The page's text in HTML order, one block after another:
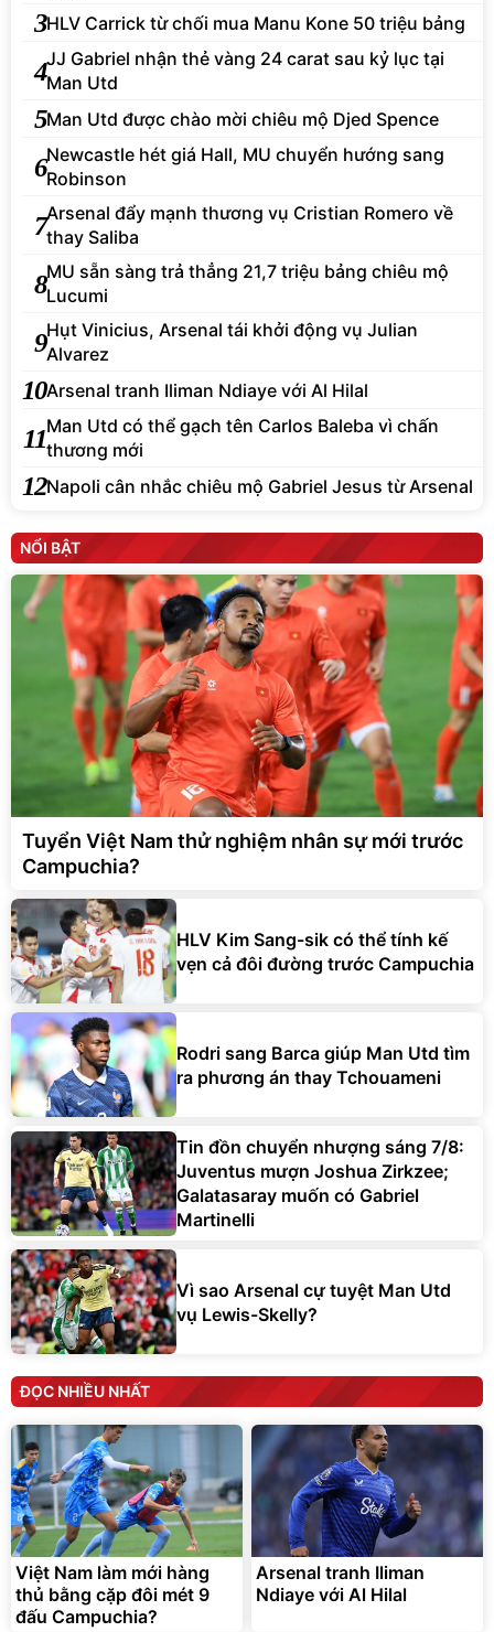
3HLV Carrick từ chối mua Manu Kone 50 triệu bảng
4JJ Gabriel nhận thẻ vàng 24 carat sau kỷ lục tại
Man Utd
5Man Utd được chào mời chiêu mộ Djed Spence
6Newcastle hét giá Hall, MU chuyển hướng sang
Robinson
7Arsenal đẩy mạnh thương vụ Cristian Romero về
thay Saliba
8MU sẵn sàng trả thẳng 21,7 triệu bảng chiêu mộ
Lucumi
9Hụt Vinicius, Arsenal tái khởi động vụ Julian
Alvarez
10Arsenal tranh Iliman Ndiaye với Al Hilal
11Man Utd có thể gạch tên Carlos Baleba vì chấn
thương mới
12Napoli cân nhắc chiêu mộ Gabriel Jesus từ Arsenal
NỔI BẬT
Tuyển Việt Nam thử nghiệm nhân sự mới trước
Campuchia?
HLV Kim Sang-sik có thể tính kế
vẹn cả đôi đường trước Campuchia
Rodri sang Barca giúp Man Utd tìm
ra phương án thay Tchouameni
Tin đồn chuyển nhượng sáng 7/8:
Juventus mượn Joshua Zirkzee;
Galatasaray muốn có Gabriel
Martinelli
Vì sao Arsenal cự tuyệt Man Utd
vụ Lewis-Skelly?
ĐỌC NHIỀU NHẤT
Việt Nam làm mới hàng
thủ bằng cặp đôi mét 9
đấu Campuchia?
Arsenal tranh Iliman
Ndiaye với Al Hilal